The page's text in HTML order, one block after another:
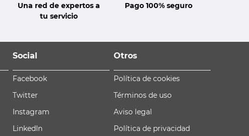
Una red de expertos a
tu servicio
Pago 100% seguro
Social
Facebook
Twitter
Instagram
LinkedIn
Otros
Política de cookies
Términos de uso
Aviso legal
Política de privacidad